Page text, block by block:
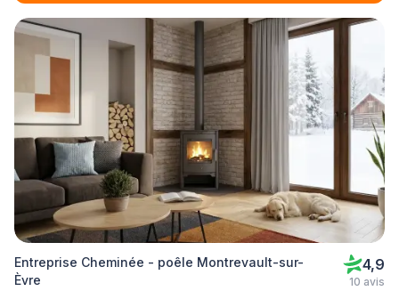
Entreprise Cheminée - poêle Montrevault-sur-
Èvre
4,9
10 avis